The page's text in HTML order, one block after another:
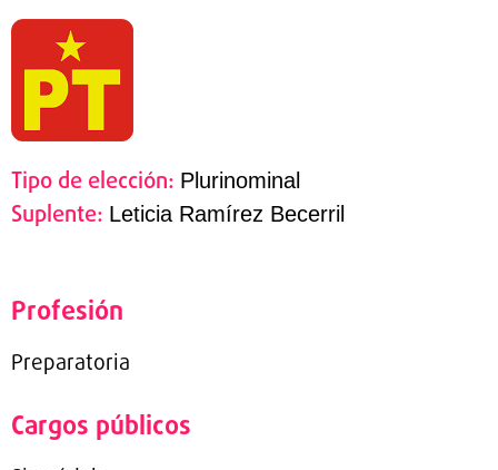
Tipo de elección: Plurinominal
Suplente: Leticia Ramírez Becerril
Profesión
Preparatoria
Cargos públicos